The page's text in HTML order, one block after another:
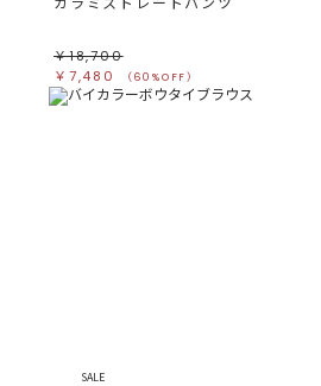
￥18,700
￥7,480
（60%OFF）
SALE